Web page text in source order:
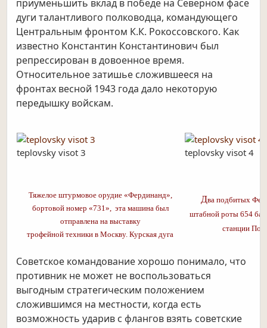
приуменьшить вклад в победе на Северном фасе
дуги талантливого полководца, командующего
Центральным фронтом К.К. Рокоссовского. Как
известно Константин Константинович был
репрессирован в довоенное время.
Относительное затишье сложившееся на
фронтах весной 1943 года дало некоторую
передышку войскам.
teplovsky visot 3 teplovsky visot 4
Тяжелое штурмовое орудие «Фердинанд»,
бортовой номер «731», эта машина был
отправлена на выставку
трофейной техники в Москву. Курская дуга
Два подбитых
штабной роты 654
станции
Советское командование хорошо понимало, что
противник не может не воспользоваться
выгодным стратегическим положением
сложившимся на местности, когда есть
возможность ударив с флангов взять советские